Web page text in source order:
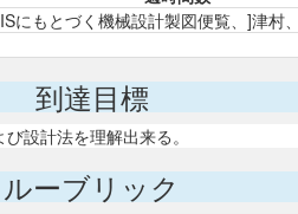
く機械設計製図便覧、]津村、
到達目標
設計法を理解出来る。
ルーブリック